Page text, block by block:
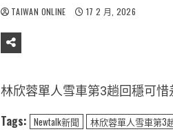
TAIWAN ONLINE 17 2 月, 2026
林欣蓉單人雪車第3趟回穩可
Tags: Newtalk新聞 林欣蓉單人雪車第3